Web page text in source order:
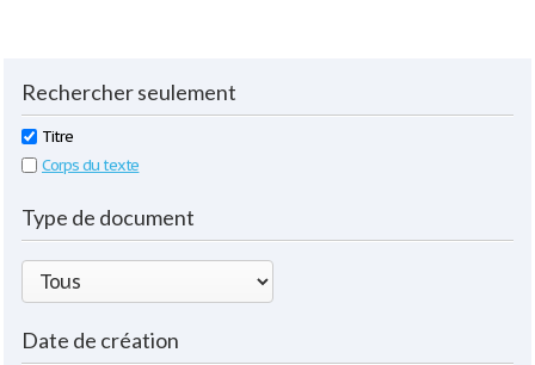
Rechercher seulement
Titre
Corps du texte
Type de document
Date de création